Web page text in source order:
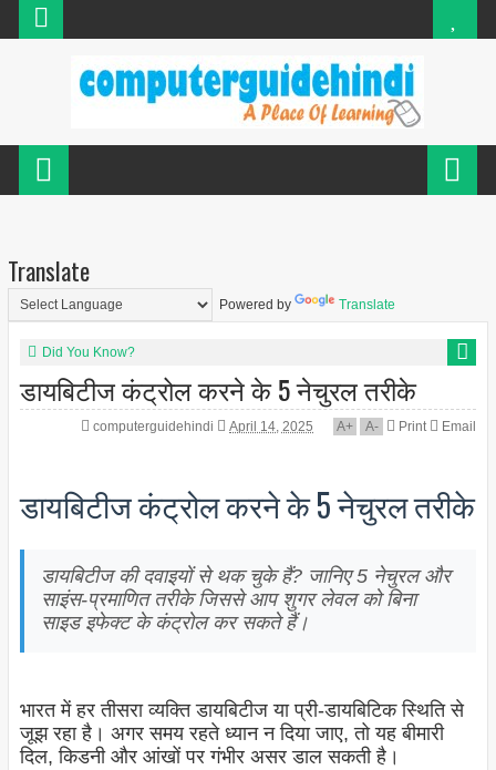
Translate
Powered by Translate
Did You Know?
डायबिटीज कंट्रोल करने के 5 नेचुरल तरीके
computerguidehindi April 14, 2025 A+ A- Print Email
डायबिटीज कंट्रोल करने के 5 नेचुरल तरीके
डायबिटीज की दवाइयों से थक चुके हैं? जानिए 5 नेचुरल और
साइंस-प्रमाणित तरीके जिससे आप शुगर लेवल को बिना
साइड इफेक्ट के कंट्रोल कर सकते हैं।
भारत में हर तीसरा व्यक्ति डायबिटीज या प्री-डायबिटिक स्थिति से
जूझ रहा है। अगर समय रहते ध्यान न दिया जाए, तो यह बीमारी
दिल, किडनी और आंखों पर गंभीर असर डाल सकती है।